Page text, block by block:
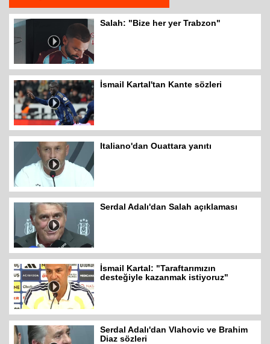
Salah: "Bize her yer Trabzon"
İsmail Kartal'tan Kante sözleri
Italiano'dan Ouattara yanıtı
Serdal Adalı'dan Salah açıklaması
İsmail Kartal: "Taraftarımızın
desteğiyle kazanmak istiyoruz"
Serdal Adalı'dan Vlahovic ve Brahim
Diaz sözleri